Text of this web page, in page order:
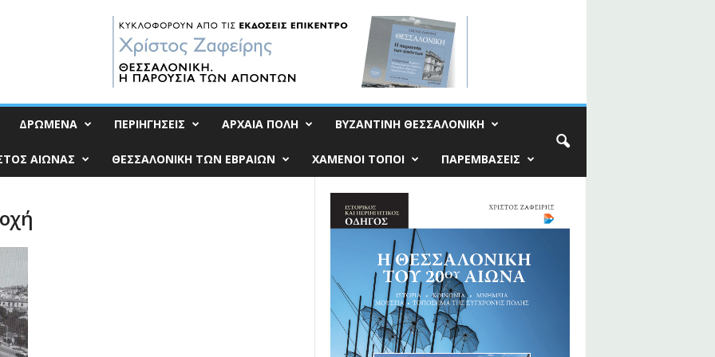
ΔΡΩΜΕΝΑ ΠΕΡΙΗΓΗΣΕΙΣ ΑΡΧΑΙΑ ΠΟΛΗ ΒΥΖΑΝΤΙΝΗ ΘΕΣΣΑΛΟΝΙΚΗ
ΑΙΩΝΑΣ ΘΕΣΣΑΛΟΝΙΚΗ ΤΩΝ ΕΒΡΑΙΩΝ ΧΑΜΕΝΟΙ ΤΟΠΟΙ ΠΑΡΕΜΒΑΣΕΙΣ